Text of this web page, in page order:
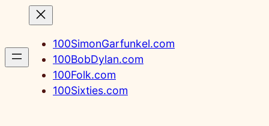
100SimonGarfunkel.com
100BobDylan.com
100Folk.com
100Sixties.com